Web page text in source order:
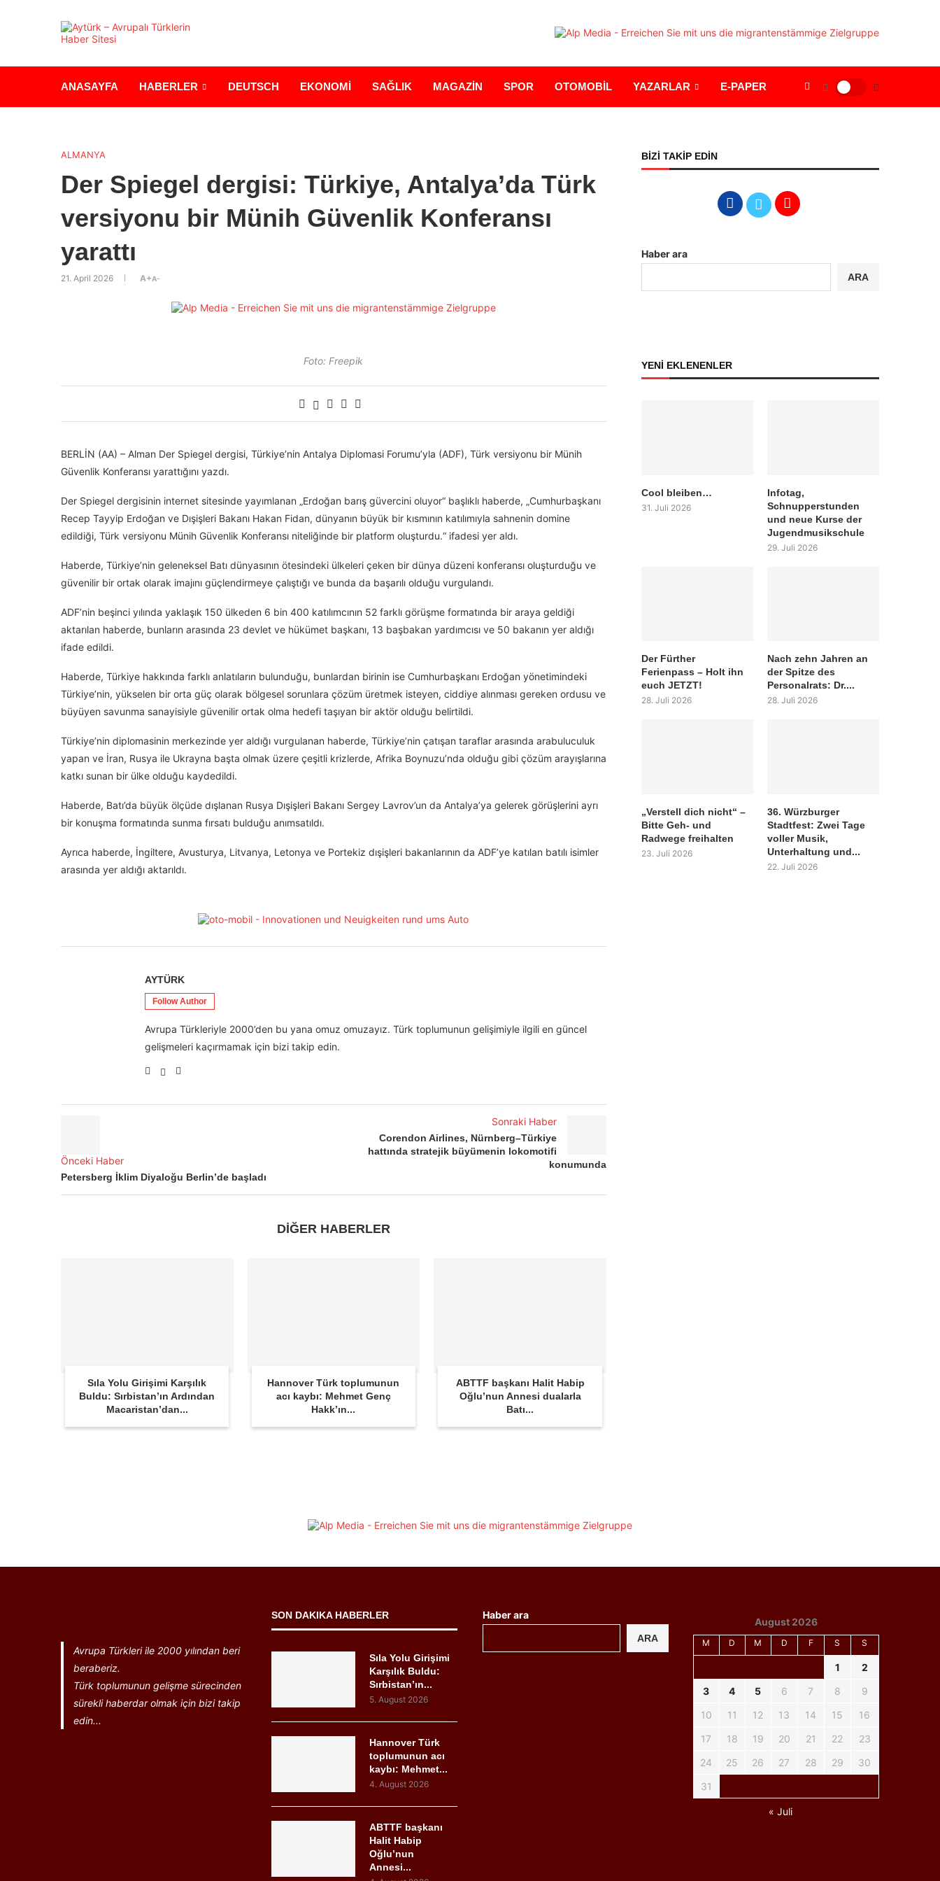
ANASAYFA HABERLER DEUTSCH EKONOMİ SAĞLIK MAGAZİN SPOR OTOMOBİL YAZARLAR E-PAPER
ALMANYA
Der Spiegel dergisi: Türkiye, Antalya’da Türk
versiyonu bir Münih Güvenlik Konferansı
yarattı
21. April 2026 A+A-
Foto: Freepik
BERLİN (AA) – Alman Der Spiegel dergisi, Türkiye’nin Antalya Diplomasi Forumu’yla (ADF), Türk versiyonu bir Münih
Güvenlik Konferansı yarattığını yazdı.
Der Spiegel dergisinin internet sitesinde yayımlanan „Erdoğan barış güvercini oluyor“ başlıklı haberde, „Cumhurbaşkanı
Recep Tayyip Erdoğan ve Dışişleri Bakanı Hakan Fidan, dünyanın büyük bir kısmının katılımıyla sahnenin domine
edildiği, Türk versiyonu Münih Güvenlik Konferansı niteliğinde bir platform oluşturdu.“ ifadesi yer aldı.
Haberde, Türkiye’nin geleneksel Batı dünyasının ötesindeki ülkeleri çeken bir dünya düzeni konferansı oluşturduğu ve
güvenilir bir ortak olarak imajını güçlendirmeye çalıştığı ve bunda da başarılı olduğu vurgulandı.
ADF’nin beşinci yılında yaklaşık 150 ülkeden 6 bin 400 katılımcının 52 farklı görüşme formatında bir araya geldiği
aktarılan haberde, bunların arasında 23 devlet ve hükümet başkanı, 13 başbakan yardımcısı ve 50 bakanın yer aldığı
ifade edildi.
Haberde, Türkiye hakkında farklı anlatıların bulunduğu, bunlardan birinin ise Cumhurbaşkanı Erdoğan yönetimindeki
Türkiye’nin, yükselen bir orta güç olarak bölgesel sorunlara çözüm üretmek isteyen, ciddiye alınması gereken ordusu ve
büyüyen savunma sanayisiyle güvenilir ortak olma hedefi taşıyan bir aktör olduğu belirtildi.
Türkiye’nin diplomasinin merkezinde yer aldığı vurgulanan haberde, Türkiye’nin çatışan taraflar arasında arabuluculuk
yapan ve İran, Rusya ile Ukrayna başta olmak üzere çeşitli krizlerde, Afrika Boynuzu’nda olduğu gibi çözüm arayışlarına
katkı sunan bir ülke olduğu kaydedildi.
Haberde, Batı’da büyük ölçüde dışlanan Rusya Dışişleri Bakanı Sergey Lavrov’un da Antalya’ya gelerek görüşlerini ayrı
bir konuşma formatında sunma fırsatı bulduğu anımsatıldı.
Ayrıca haberde, İngiltere, Avusturya, Litvanya, Letonya ve Portekiz dışişleri bakanlarının da ADF’ye katılan batılı isimler
arasında yer aldığı aktarıldı.
AYTÜRK
Follow Author
Avrupa Türkleriyle 2000’den bu yana omuz omuzayız. Türk toplumunun gelişimiyle ilgili en güncel
gelişmeleri kaçırmamak için bizi takip edin.
Önceki Haber
Petersberg İklim Diyaloğu Berlin’de başladı
Sonraki Haber
Corendon Airlines, Nürnberg–Türkiye
hattında stratejik büyümenin lokomotifi
konumunda
DİĞER HABERLER
Sıla Yolu Girişimi Karşılık
Buldu: Sırbistan’ın Ardından
Macaristan’dan...
Hannover Türk toplumunun
acı kaybı: Mehmet Genç
Hakk’ın...
ABTTF başkanı Halit Habip
Oğlu’nun Annesi dualarla
Batı...
BİZİ TAKİP EDİN
Haber ara
ARA
YENİ EKLENENLER
Cool bleiben…
31. Juli 2026
Infotag,
Schnupperstunden
und neue Kurse der
Jugendmusikschule
29. Juli 2026
Der Fürther
Ferienpass – Holt ihn
euch JETZT!
28. Juli 2026
Nach zehn Jahren an
der Spitze des
Personalrats: Dr....
28. Juli 2026
„Verstell dich nicht“ –
Bitte Geh- und
Radwege freihalten
23. Juli 2026
36. Würzburger
Stadtfest: Zwei Tage
voller Musik,
Unterhaltung und...
22. Juli 2026
Avrupa Türkleri ile 2000 yılından beri
beraberiz.
Türk toplumunun gelişme sürecinden
sürekli haberdar olmak için bizi takip
edin...
SON DAKIKA HABERLER
Sıla Yolu Girişimi
Karşılık Buldu:
Sırbistan’ın...
5. August 2026
Hannover Türk
toplumunun acı
kaybı: Mehmet...
4. August 2026
ABTTF başkanı
Halit Habip
Oğlu’nun
Annesi...
Haber ara
ARA
August 2026
M D M D F S S
1
2
3
4 5 6 7 8
9
10
11 12 13 14 15
16
17
18 19 20 21 22
23
24
25 26 27 28 29
30
31
« Juli